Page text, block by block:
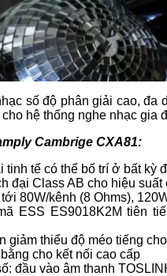
số độ phân giải cao, đa
hệ thống nghe nhạc gia
Cambrige CXA81:
tinh tế có thể bố trí ở bất kỳ
đại Class AB cho hiệu suất
80W/kênh (8 Ohms),
ESS ES9018K2M tiên
giảm thiểu độ méo tiếng
​cho kết nối cao cấp
đầu vào âm thanh